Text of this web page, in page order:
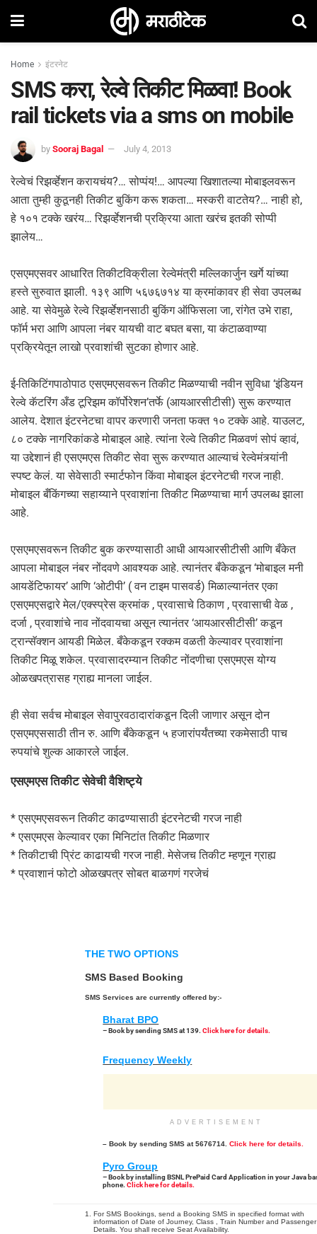
Home इंटरनेट
SMS करा, रेल्वे तिकीट मिळवा! Book
rail tickets via a sms on mobile
by Sooraj Bagal July 4, 2013
रेल्वेचं रिझर्व्हेशन करायचंय?… सोप्पंय!… आपल्या खिशातल्या मोबाइलवरून
आता तुम्ही कुठूनही तिकीट बुकिंग करू शकता… मस्करी वाटतेय?… नाही हो,
हे १०१ टक्के खरंय… रिझर्व्हेशनची प्रक्रिया आता खरंच इतकी सोप्पी
झालेय…
एसएमएसवर आधारित तिकीटविक्रीला रेल्वेमंत्री मल्लिकार्जुन खर्गे यांच्या
हस्ते सुरुवात झाली. १३९ आणि ५६७६७१४ या क्रमांकावर ही सेवा उपलब्ध
आहे. या सेवेमुळे रेल्वे रिझर्व्हेशनसाठी बुकिंग ऑफिसला जा, रांगेत उभे राहा,
फॉर्म भरा आणि आपला नंबर यायची वाट बघत बसा, या कंटाळवाण्या
प्रक्रियेतून लाखो प्रवाशांची सुटका होणार आहे.
ई-तिकिटिंगपाठोपाठ एसएमएसवरून तिकीट मिळण्याची नवीन सुविधा ‘इंडियन
रेल्वे कॅटरिंग अँड टूरिझम कॉर्पोरेशन’तर्फे (आयआरसीटीसी) सुरू करण्यात
आलेय. देशात इंटरनेटचा वापर करणारी जनता फक्त १० टक्के आहे. याउलट,
८० टक्के नागरिकांकडे मोबाइल आहे. त्यांना रेल्वे तिकीट मिळवणं सोपं व्हावं,
या उद्देशानं ही एसएमएस तिकीट सेवा सुरू करण्यात आल्याचं रेल्वेमंत्र्यांनी
स्पष्ट केलं. या सेवेसाठी स्मार्टफोन किंवा मोबाइल इंटरनेटची गरज नाही.
मोबाइल बँकिंगच्या सहाय्याने प्रवाशांना तिकीट मिळण्याचा मार्ग उपलब्ध झाला
आहे.
एसएमएसवरून तिकीट बुक करण्यासाठी आधी आयआरसीटीसी आणि बँकेत
आपला मोबाइल नंबर नोंदवणे आवश्यक आहे. त्यानंतर बँकेकडून ‘मोबाइल मनी
आयडेंटिफायर’ आणि ‘ओटीपी’ ( वन टाइम पासवर्ड) मिळाल्यानंतर एका
एसएमएसद्वारे मेल/एक्स्प्रेस क्रमांक , प्रवासाचे ठिकाण , प्रवासाची वेळ ,
दर्जा , प्रवाशांचे नाव नोंदवायचा असून त्यानंतर ‘आयआरसीटीसी’ कडून
ट्रान्सॅक्शन आयडी मिळेल. बँकेकडून रक्कम वळती केल्यावर प्रवाशांना
तिकीट मिळू शकेल. प्रवासादरम्यान तिकीट नोंदणीचा एसएमएस योग्य
ओळखपत्रासह ग्राह्य मानला जाईल.
ही सेवा सर्वच मोबाइल सेवापुरवठादारांकडून दिली जाणार असून दोन
एसएमएससाठी तीन रु. आणि बँकेकडून ५ हजारांपर्यंतच्या रकमेसाठी पाच
रुपयांचे शुल्क आकारले जाईल.
एसएमएस तिकीट सेवेची वैशिष्ट्ये
* एसएमएसवरून तिकीट काढण्यासाठी इंटरनेटची गरज नाही
* एसएमएस केल्यावर एका मिनिटांत तिकीट मिळणार
* तिकीटाची प्रिंट काढायची गरज नाही. मेसेजच तिकीट म्हणून ग्राह्य
* प्रवाशानं फोटो ओळखपत्र सोबत बाळगणं गरजेचं
THE TWO OPTIONS
SMS Based Booking
SMS Services are currently offered by:-
Bharat BPO
– Book by sending SMS at 139.Click here for details.
Frequency Weekly
ADVERTISEMENT
– Book by sending SMS at 5676714.Click here for details.
Pyro Group
– Book by installing BSNL PrePaid Card Application in your Java
phone.Click here for details.
For SMS Bookings, send a Booking SMS in specified format with
information of Date of Journey, Class , Train Number and Passenger
Details. You shall receive Seat Availability.